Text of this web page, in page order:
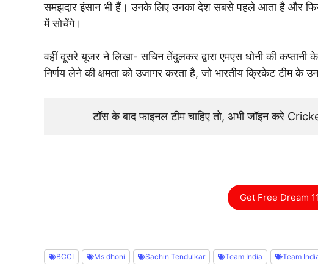
समझदार इंसान भी हैं। उनके लिए उनका देश सबसे पहले आता है और
में सोचेंगे।
वहीं दूसरे यूजर ने लिखा- सचिन तेंदुलकर द्वारा एमएस धोनी की कप्तानी
निर्णय लेने की क्षमता को उजागर करता है, जो भारतीय क्रिकेट टीम
टॉस के बाद फाइनल टीम चाहिए तो, अभी जॉइन करे
Get Free Dream
BCCI Ms dhoni Sachin Tendulkar Team India Team